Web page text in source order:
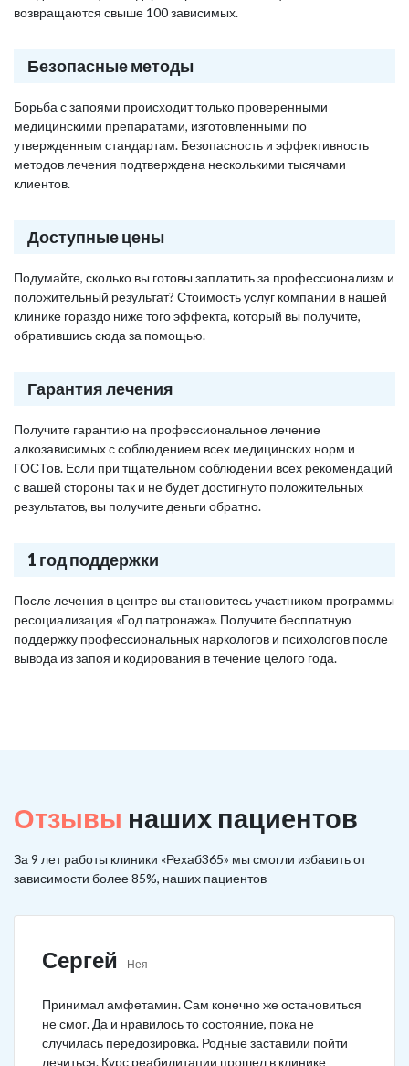
возвращаются свыше 100 зависимых.
Безопасные методы
Борьба с запоями происходит только проверенными
медицинскими препаратами, изготовленными по
утвержденным стандартам. Безопасность и эффективность
методов лечения подтверждена несколькими тысячами
клиентов.
Доступные цены
Подумайте, сколько вы готовы заплатить за профессионализм и
положительный результат? Стоимость услуг компании в нашей
клинике гораздо ниже того эффекта, который вы получите,
обратившись сюда за помощью.
Гарантия лечения
Получите гарантию на профессиональное лечение
алкозависимых с соблюдением всех медицинских норм и
ГОСТов. Если при тщательном соблюдении всех рекомендаций
с вашей стороны так и не будет достигнуто положительных
результатов, вы получите деньги обратно.
1 год поддержки
После лечения в центре вы становитесь участником программы
ресоциализация «Год патронажа». Получите бесплатную
поддержку профессиональных наркологов и психологов после
вывода из запоя и кодирования в течение целого года.
Отзывы наших пациентов
За 9 лет работы клиники «Рехаб365» мы смогли избавить от
зависимости более 85%, наших пациентов
Сергей Нея
Принимал амфетамин. Сам конечно же остановиться
не смог. Да и нравилось то состояние, пока не
случилась передозировка. Родные заставили пойти
лечиться. Курс реабилитации прошел в клинике